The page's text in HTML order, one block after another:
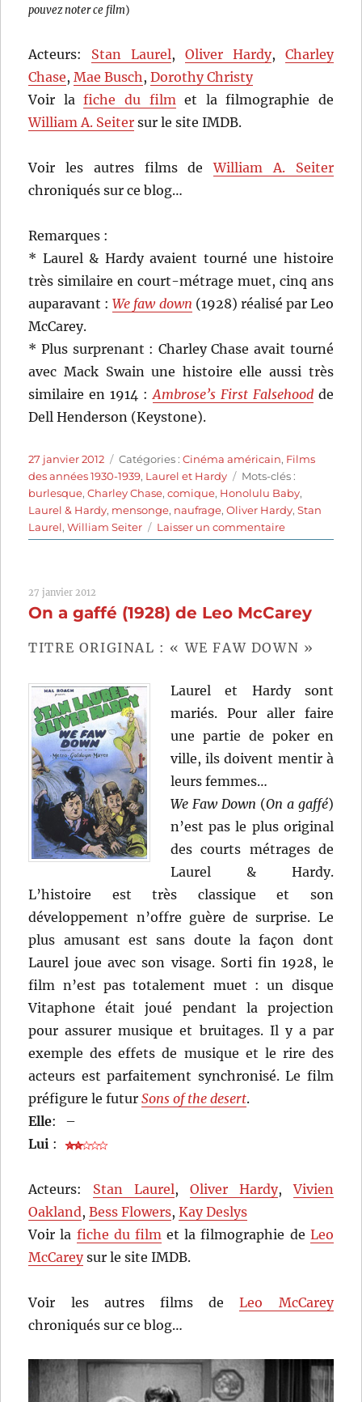
pouvez noter ce film)
Acteurs: Stan Laurel, Oliver Hardy, Charley
Chase,Mae Busch ,Dorothy Christy
Voir lafiche du film et la filmographie de
William A. Seiter sur le site IMDB.
Voir les autres films deWilliam A. Seiter
chroniqués sur ce blog…
Remarques :
* Laurel & Hardy avaient tourné une histoire
très similaire en court-métrage muet, cinq ans
auparavant :We faw down (1928) réalisé par Leo
McCarey.
* Plus surprenant : Charley Chase avait tourné
avec Mack Swain une histoire elle aussi très
similaire en 1914 : Ambrose’s First Falsehoodde
Dell Henderson (Keystone).
Publié
le
27 janvier 2012 Catégories
Catégories :Cinéma américain, Films
des années 1930-1939, Laurel et Hardy Étiquettes
Mots-clés :
burlesque,Charley Chase,comique, Honolulu Baby,
Laurel & Hardy, mensonge, naufrage,Oliver Hardy,Stan
Laurel,William Seiter Laisser un commentairesur
Les
Nouba
de
Seiter
27 janvier 2012
On a gaffé (1928) de Leo McCarey
TITRE ORIGINAL : « WE FAW DOWN »
Laurel et Hardy sont
mariés. Pour aller faire
une partie de poker en
ville, ils doivent mentir à
leurs femmes…
We Faw Down (On a gaffé)
n’est pas le plus original
des courts métrages de
Laurel & Hardy.
L’histoire est très classique et son
développement n’offre guère de surprise. Le
plus amusant est sans doute la façon dont
Laurel joue avec son visage. Sorti fin 1928, le
film n’est pas totalement muet : un disque
Vitaphone était joué pendant la projection
pour assurer musique et bruitages. Il y a par
exemple des effets de musique et le rire des
acteurs est parfaitement synchronisé. Le film
préfigure le futurSons of the desert.
Elle:
–
Lui :
Acteurs: Stan Laurel, Oliver Hardy,Vivien
Oakland,Bess Flowers,Kay Deslys
Voir la fiche du filmet la filmographie de Leo
McCareysur le site IMDB.
Voir les autres films deLeo McCarey
chroniqués sur ce blog…